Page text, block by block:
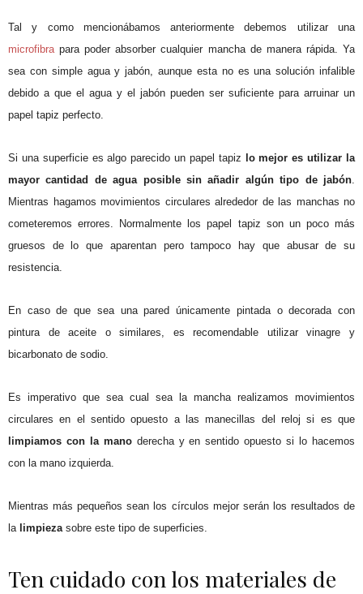
Tal y como mencionábamos anteriormente debemos utilizar una
microfibrapara poder absorber cualquier mancha de manera rápida. Ya
sea con simple agua y jabón, aunque esta no es una solución infalible
debido a que el agua y el jabón pueden ser suficiente para arruinar un
papel tapiz perfecto.
Si una superficie es algo parecido un papel tapiz
lo mejor es utilizar la
mayor cantidad de agua posible sin añadir algún tipo de jabón.
Mientras hagamos movimientos circulares alrededor de las manchas no
cometeremos errores. Normalmente los papel tapiz son un poco más
gruesos de lo que aparentan pero tampoco hay que abusar de su
resistencia.
En caso de que sea una pared únicamente pintada o decorada con
pintura de aceite o similares, es recomendable utilizar vinagre y
bicarbonato de sodio.
Es imperativo que sea cual sea la mancha realizamos movimientos
circulares en el sentido opuesto a las manecillas del reloj si es que
limpiamos con la manoderecha y en sentido opuesto si lo hacemos
con la mano izquierda.
Mientras más pequeños sean los círculos mejor serán los resultados de
la limpiezasobre este tipo de superficies.
Ten cuidado con los materiales de